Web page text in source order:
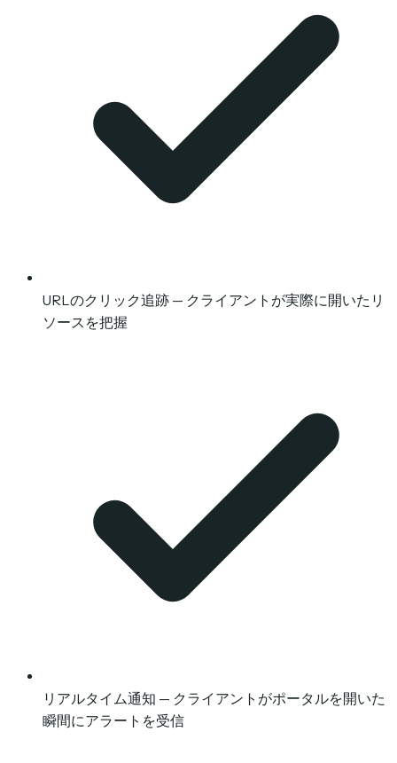
URLのクリック追跡 — クライアントが実際に開いたリ
ソースを把握
リアルタイム通知 — クライアントがポータルを開いた
瞬間にアラートを受信